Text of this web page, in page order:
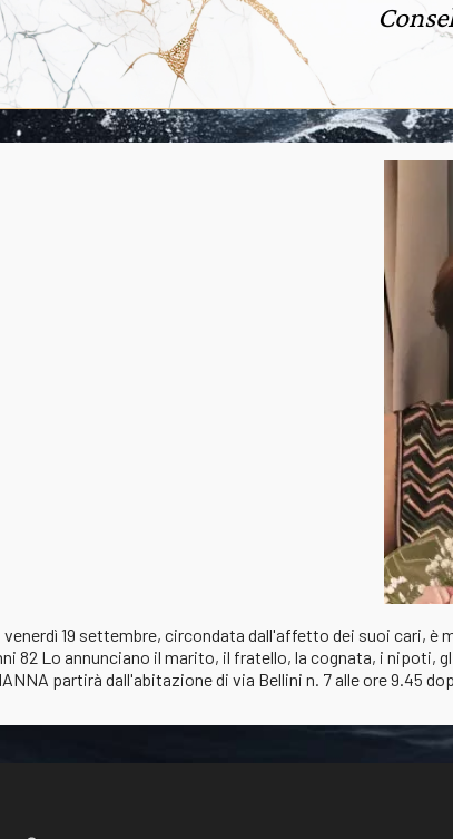
19 settembre, circondata dall'affetto dei suoi cari, è
82 Lo annunciano il marito, il fratello, la cognata, i
partirà dall'abitazione di via Bellini n. 7 alle ore 9.45